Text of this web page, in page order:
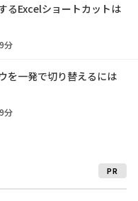
るExcelショートカットは
分
を一発で切り替えるには
分
PR